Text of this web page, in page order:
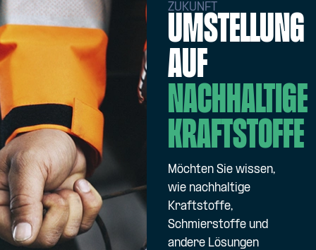
ZUKUNFT
UMSTELLUNG
AUF
NACHHALTIGE
KRAFTSTOFFE
Möchten Sie wissen,
wie nachhaltige
Kraftstoffe,
Schmierstoffe und
andere Lösungen